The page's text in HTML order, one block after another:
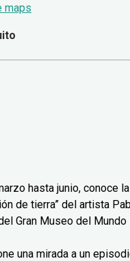
maps
hasta junio, conoce
de tierra” del artista
Gran Museo del Mundo
una mirada a un